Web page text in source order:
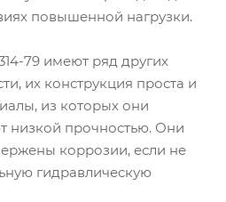
повышенной нагрузки.
79 имеют ряд других
их конструкция проста и
из которых они
низкой прочностью. Они
коррозии, если не
гидравлическую